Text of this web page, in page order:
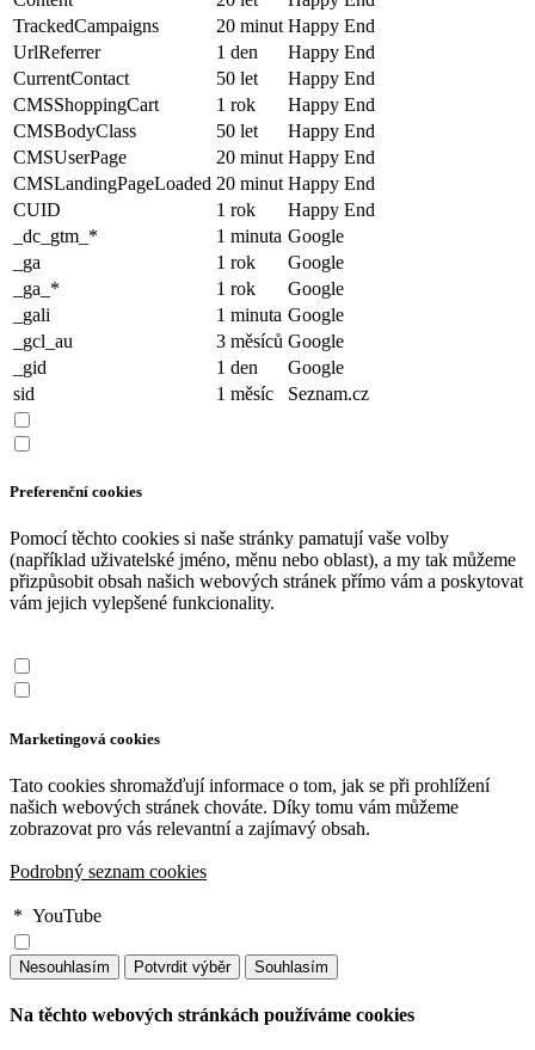
TrackedCampaigns
20 minut Happy End
UrlReferrer
1 den
Happy End
CurrentContact
50 let
Happy End
CMSShoppingCart
1 rok
Happy End
CMSBodyClass
50 let
Happy End
CMSUserPage
20 minut Happy End
CMSLandingPageLoaded 20 minut Happy End
CUID
1 rok
Happy End
_dc_gtm_*
1 minuta Google
_ga
1 rok
Google
_ga_*
1 rok
Google
_gali
1 minuta Google
_gcl_au
3 měsíců Google
_gid
1 den
Google
sid
1 měsíc Seznam.cz
Preferenční cookies
Pomocí těchto cookies si naše stránky pamatují vaše volby
(například uživatelské jméno, měnu nebo oblast), a my tak můžeme
přizpůsobit obsah našich webových stránek přímo vám a poskytovat
vám jejich vylepšené funkcionality.
Marketingová cookies
Tato cookies shromažďují informace o tom, jak se při prohlížení
našich webových stránek chováte. Díky tomu vám můžeme
zobrazovat pro vás relevantní a zajímavý obsah.
Podrobný seznam cookies
* YouTube
Na těchto webových stránkách používáme cookies